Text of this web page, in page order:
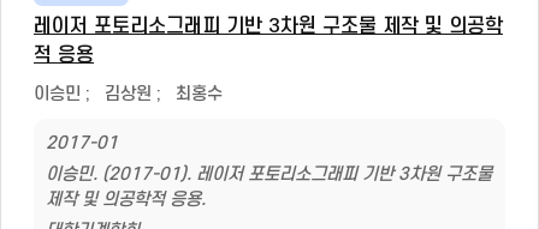
레이저 포토리소그래피 기반 3차원 구조물 제작 및 의공학
적 응용
이승민 ; 김상원 ; 최홍수
2017-01
이승민. (2017-01). 레이저 포토리소그래피 기반 3차원 구조물
제작 및 의공학적 응용.